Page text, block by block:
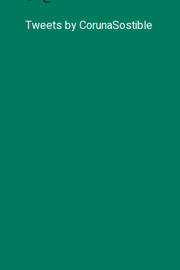
Tweets by CorunaSostible